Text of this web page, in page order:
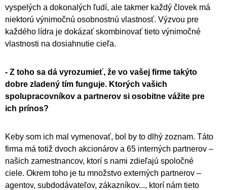
vyspelých a dokonalých ľudí, ale takmer každý človek má
niektorú výnimočnú osobnostnú vlastnosť. Výzvou pre
každého lídra je dokázať skombinovať tieto výnimočné
vlastnosti na dosiahnutie cieľa.
- Z toho sa dá vyrozumieť, že vo vašej firme takýto
dobre zladený tím funguje. Ktorých vašich
spolupracovníkov a partnerov si osobitne vážite pre
ich prínos?
Keby som ich mal vymenovať, bol by to dlhý zoznam. Táto
firma má totiž dvoch akcionárov a 65 interných partnerov –
našich zamestnancov, ktorí s nami zdieľajú spoločné
ciele. Okrem toho je tu množstvo externých partnerov –
agentov, subdodávateľov, zákazníkov..., ktorí nám tieto